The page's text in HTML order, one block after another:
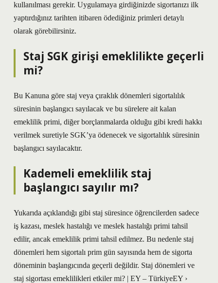
kullanılması gerekir. Uygulamaya girdiğinizde sigortanızı ilk
yaptırdığınız tarihten itibaren ödediğiniz primleri detaylı
olarak görebilirsiniz.
Staj SGK girişi emeklilikte geçerli
mi?
Bu Kanuna göre staj veya çıraklık dönemleri sigortalılık
süresinin başlangıcı sayılacak ve bu sürelere ait kalan
emeklilik primi, diğer borçlanmalarda olduğu gibi kredi hakkı
verilmek suretiyle SGK’ya ödenecek ve sigortalılık süresinin
başlangıcı sayılacaktır.
Kademeli emeklilik staj
başlangıcı sayılır mı?
Yukarıda açıklandığı gibi staj süresince öğrencilerden sadece
iş kazası, meslek hastalığı ve meslek hastalığı primi tahsil
edilir, ancak emeklilik primi tahsil edilmez. Bu nedenle staj
dönemleri hem sigortalı prim gün sayısında hem de sigorta
döneminin başlangıcında geçerli değildir. Staj dönemleri ve
staj sigortası emeklilikleri etkiler mi? | EY – TürkiyeEY ›